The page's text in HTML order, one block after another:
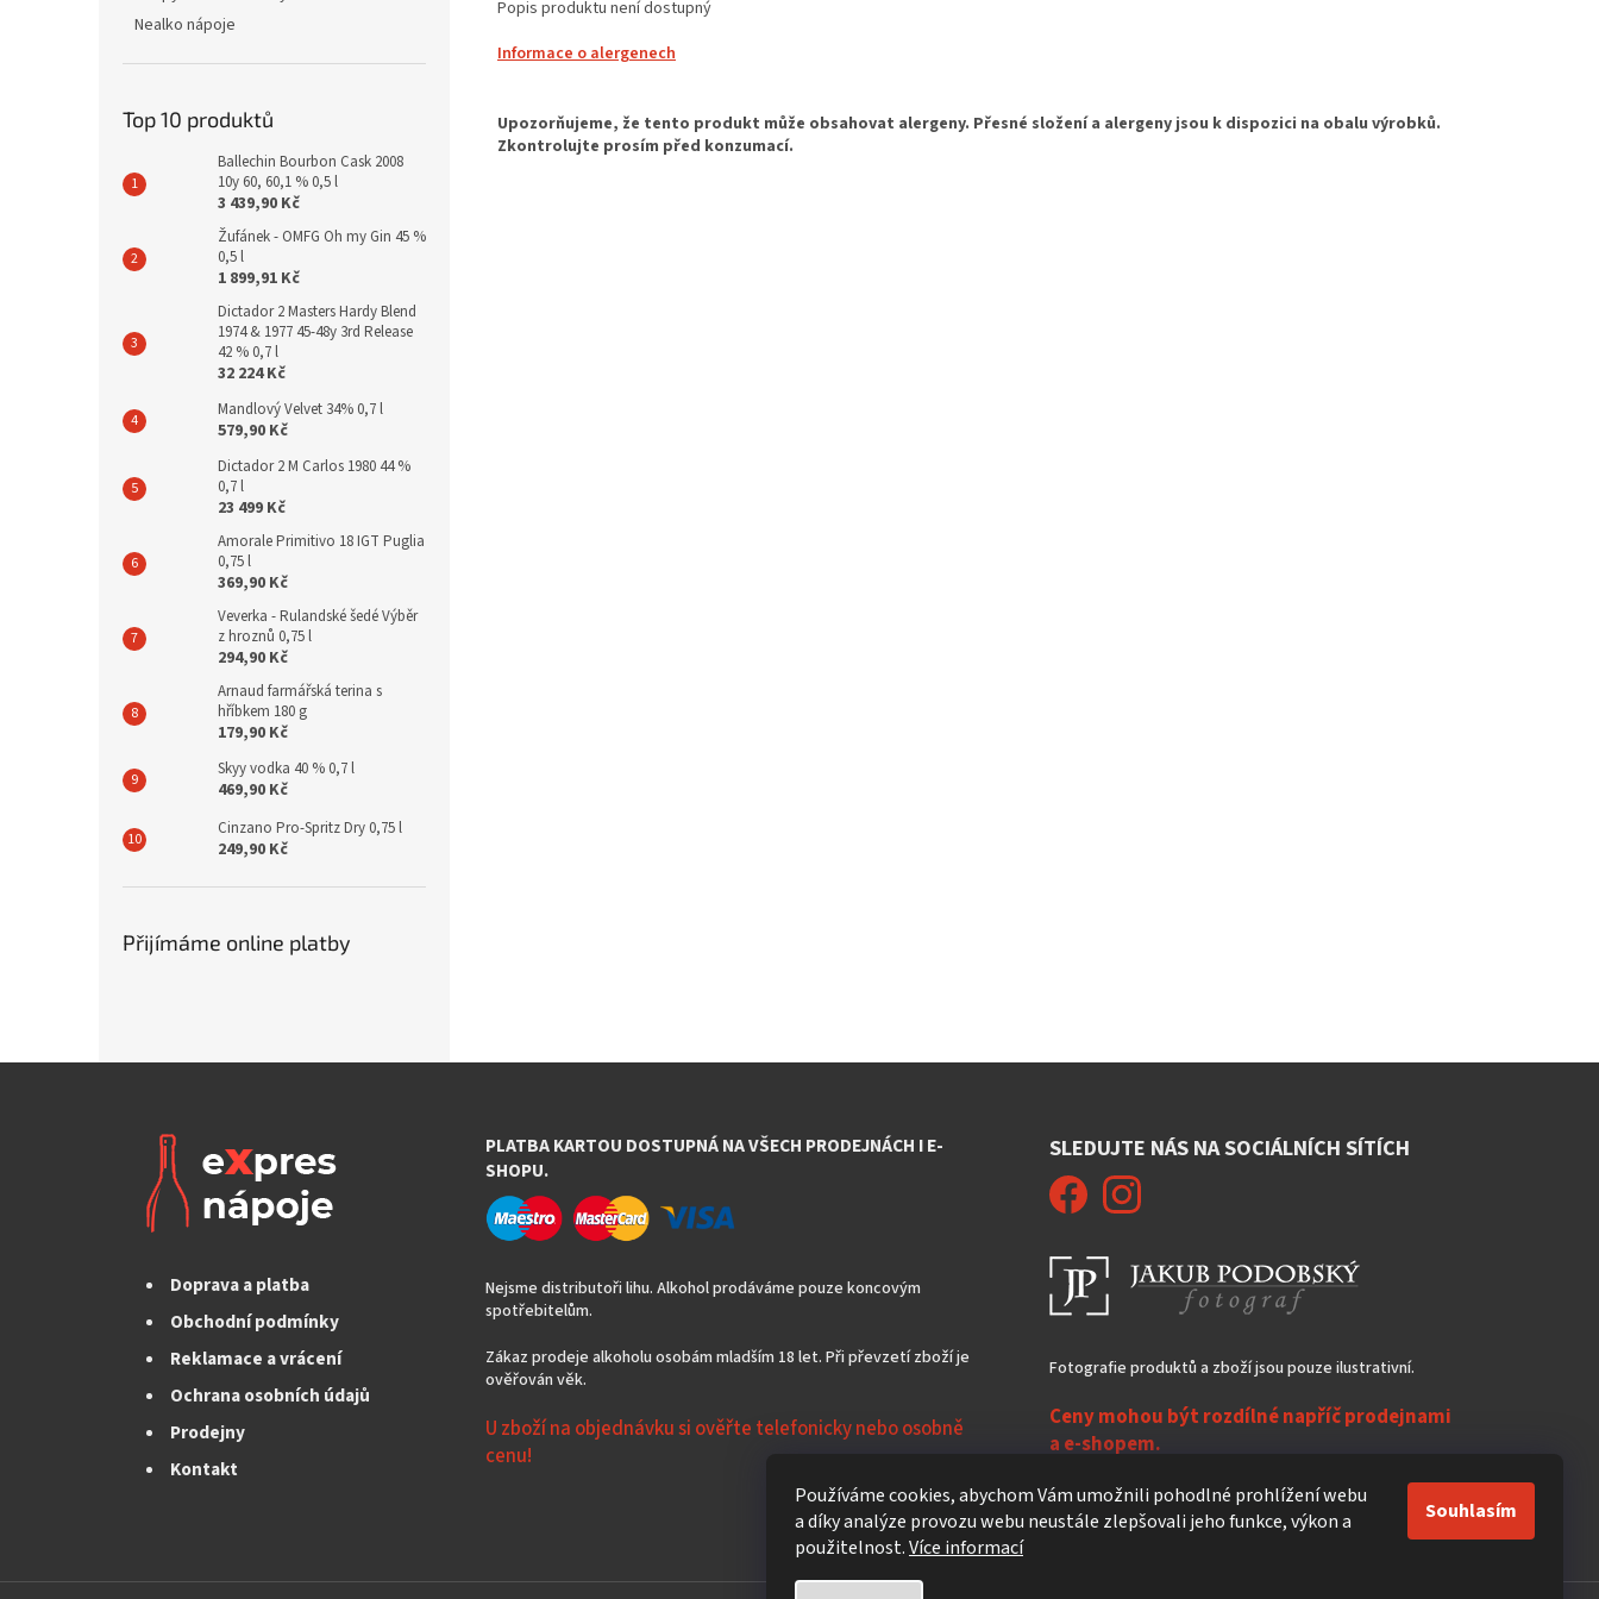
Používáme cookies, abychom Vám umožnili pohodlné prohlížení webu
a díky analýze provozu webu neustále zlepšovali jeho funkce, výkon a
použitelnost.Více informací
Souhlasím
Nealko nápoje
Top 10 produktů
Ballechin Bourbon Cask 2008
10y 60, 60,1 % 0,5 l
3 439,90 Kč
Žufánek - OMFG Oh my Gin 45 %
0,5 l
1 899,91 Kč
Dictador 2 Masters Hardy Blend
1974 & 1977 45-48y 3rd Release
42 % 0,7 l
32 224 Kč
Mandlový Velvet 34% 0,7 l
579,90 Kč
Dictador 2 M Carlos 1980 44 %
0,7 l
23 499 Kč
Amorale Primitivo 18 IGT Puglia
0,75 l
369,90 Kč
Veverka - Rulandské šedé Výběr
z hroznů 0,75 l
294,90 Kč
Arnaud farmářská terina s
hříbkem 180 g
179,90 Kč
Skyy vodka 40 % 0,7 l
469,90 Kč
Cinzano Pro-Spritz Dry 0,75 l
249,90 Kč
Přijímáme online platby
Popis produktu není dostupný
Informace o alergenech
Doprava a platba
Obchodní podmínky
Reklamace a vrácení
Ochrana osobních údajů
Prodejny
Kontakt
PLATBA KARTOU DOSTUPNÁ NA VŠECH PRODEJNÁCH I E-
SHOPU.
Nejsme distributoři lihu. Alkohol prodáváme pouze koncovým
spotřebitelům.
Zákaz prodeje alkoholu osobám mladším 18 let. Při převzetí zboží je
ověřován věk.
U zboží na objednávku si ověřte telefonicky nebo osobně
cenu!
SLEDUJTE NÁS NA SOCIÁLNÍCH SÍTÍCH
Fotografie produktů a zboží jsou pouze ilustrativní.
Ceny mohou být rozdílné napříč prodejnami
a e-shopem.
Nezasíláme do zahraničí!